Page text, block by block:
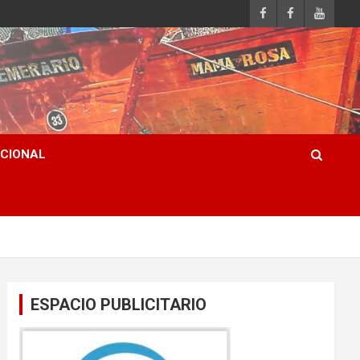
ESPACIO PUBLICITARIO